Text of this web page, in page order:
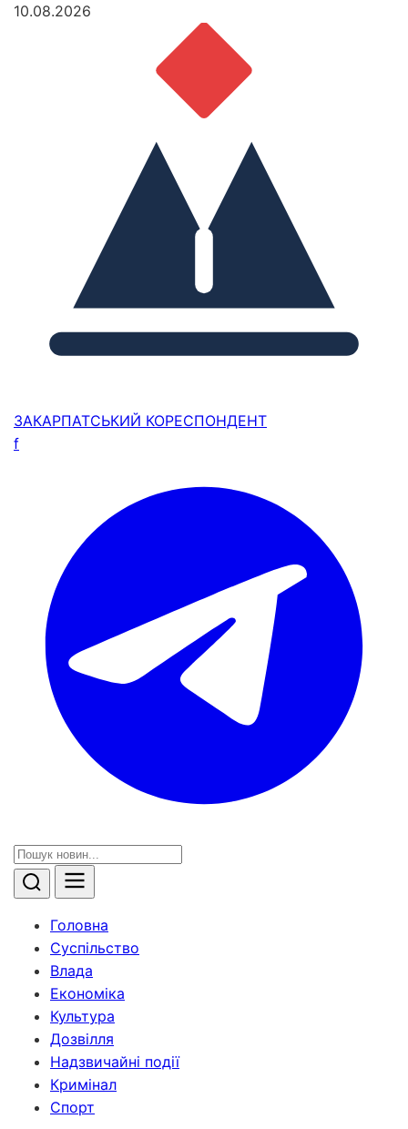
10.08.2026
ЗАКАРПАТСЬКИЙ КОРЕСПОНДЕНТ
f
Головна
Суспільство
Влада
Економіка
Культура
Дозвілля
Надзвичайні події
Кримінал
Спорт